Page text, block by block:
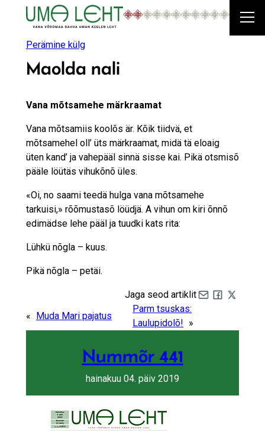
juurdePerämine külg
Maolda nali
Vana mõtsamehe märkraamat
Vana mõtsamiis koolõs är. Kõik tiidvä, et
mõtsamehel oll’ üts märkraamat, midä tä eloaig
üten kand’ ja vahepääl sinnä sisse kai. Pikä otsmisõ
pääle löütäs vihukõnõ üles.
«Oi, no saami teedä hulga vana mõtsamehe
tarkuisi,» rõõmustasõ löüdjä. A vihun om kiri õnnõ
edimädse lehe pääl ja tuudki kats rita:
Lühkü nõgla – kuus.
Pikä nõgla – petäi.
Jaga seod artiklit
« Muda Mari pajatus
Parm tsuskas:
Laulupidolõ! »
Nummõr 441
hainakuu 04. päiv 2019